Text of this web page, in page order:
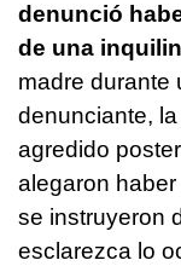
denunció
de una
madre durante
denunciante,
agredido
alegaron
se instruyeron
esclarezca lo